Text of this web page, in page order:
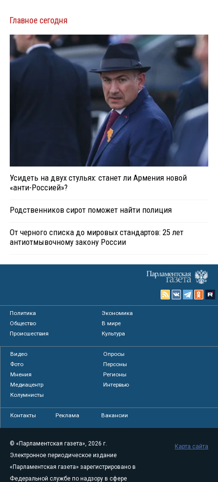
Главное сегодня
Усидеть на двух стульях: станет ли Армения новой
«анти-Россией»?
Родственников сирот поможет найти полиция
От черного списка до мировых стандартов: 25 лет
антиотмывочному закону России
Политика
Экономика
Общество
В мире
Происшествия
Культура
Видео
Опросы
Фото
Персоны
Мнения
Регионы
Медиацентр
Интервью
Колумнисты
Контакты Реклама Вакансии
© «Парламентская газета», 2026 г.
Электронное периодическое издание
«Парламентская газета» зарегистрировано в
Федеральной службе по надзору в сфере
Карта сайта